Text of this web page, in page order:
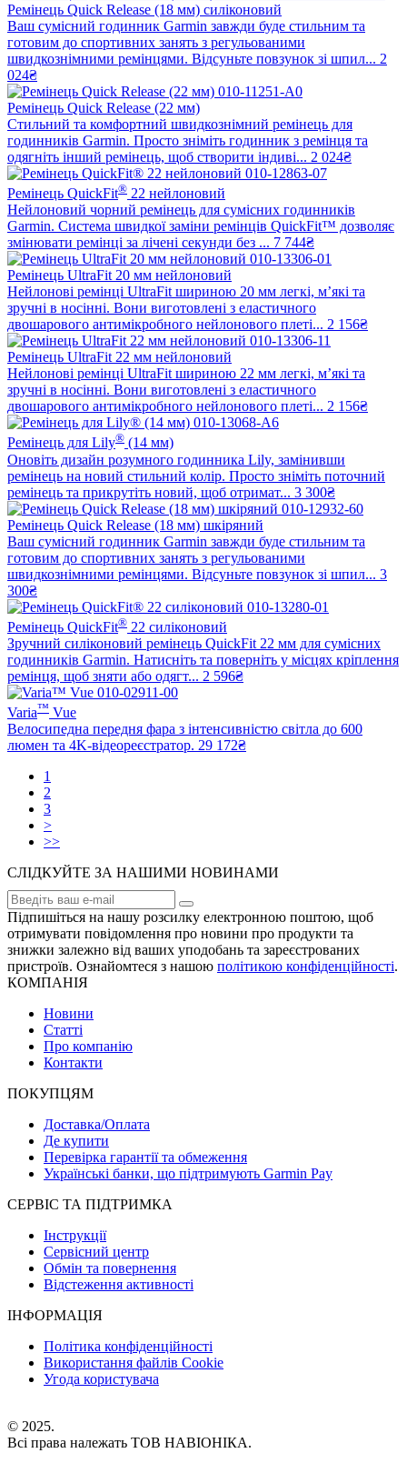
Ремінець Quick Release (18 мм) силіконовий
Ваш сумісний годинник Garmin завжди буде стильним та
готовим до спортивних занять з регульованими
швидкознімними ремінцями. Відсуньте повзунок зі шпил... 2
024₴
Ремінець Quick Release (22 мм)
Стильний та комфортний швидкознімний ремінець для
годинників Garmin. Просто зніміть годинник з ремінця та
одягніть інший ремінець, щоб створити індиві... 2 024₴
Ремінець QuickFit® 22 нейлоновий
Нейлоновий чорний ремінець для сумісних годинників
Garmin. Система швидкої заміни ремінців QuickFit™ дозволяє
змінювати ремінці за лічені секунди без ... 7 744₴
Ремінець UltraFit 20 мм нейлоновий
Нейлонові ремінці UltraFit шириною 20 мм легкі, м’які та
зручні в носінні. Вони виготовлені з еластичного
двошарового антимікробного нейлонового плеті... 2 156₴
Ремінець UltraFit 22 мм нейлоновий
Нейлонові ремінці UltraFit шириною 22 мм легкі, м’які та
зручні в носінні. Вони виготовлені з еластичного
двошарового антимікробного нейлонового плеті... 2 156₴
Ремінець для Lily® (14 мм)
Оновіть дизайн розумного годинника Lily, замінивши
ремінець на новий стильний колір. Просто зніміть поточний
ремінець та прикрутіть новий, щоб отримат... 3 300₴
Ремінець Quick Release (18 мм) шкіряний
Ваш сумісний годинник Garmin завжди буде стильним та
готовим до спортивних занять з регульованими
швидкознімними ремінцями. Відсуньте повзунок зі шпил... 3
300₴
Ремінець QuickFit® 22 силіконовий
Зручний силіконовий ремінець QuickFit 22 мм для сумісних
годинників Garmin. Натисніть та поверніть у місцях кріплення
ремінця, щоб зняти або одягт... 2 596₴
Varia™ Vue
Велосипедна передня фара з інтенсивністю світла до 600
люмен та 4K-відеореєстратор. 29 172₴
1
2
3
>
>>
СЛІДКУЙТЕ ЗА НАШИМИ НОВИНАМИ
Підпишіться на нашу розсилку електронною поштою, щоб
отримувати повідомлення про новини про продукти та
знижки залежно від ваших уподобань та зареєстрованих
пристроїв. Ознайомтеся з нашою політикою конфіденційності.
КОМПАНІЯ
Новини
Статті
Про компанію
Контакти
ПОКУПЦЯМ
Доставка/Оплата
Де купити
Перевірка гарантії та обмеження
Українські банки, що підтримують Garmin Pay
СЕРВІС ТА ПІДТРИМКА
Інструкції
Сервісний центр
Обмін та повернення
Відстеження активності
ІНФОРМАЦІЯ
Політика конфіденційності
Використання файлів Cookie
Угода користувача
© 2025.
Всі права належать ТОВ НАВІОНІКА.